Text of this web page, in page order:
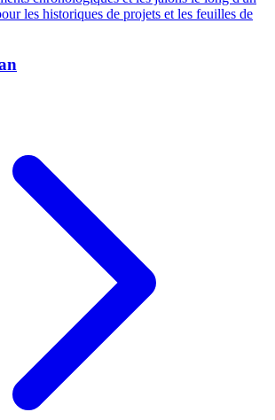
les historiques de projets et les feuilles de